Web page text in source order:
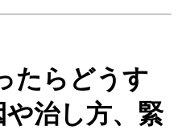
たらどうす
治し方、緊